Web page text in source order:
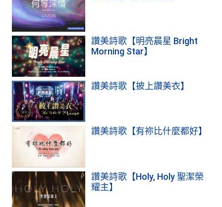
讚美詩歌【明亮晨星 Bright
Morning Star】
讚美詩歌【披上讚美衣】
讚美詩歌【有祢比什麼都好】
讚美詩歌【Holy, Holy 聖潔榮
耀主】